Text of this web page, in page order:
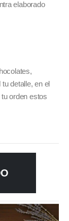
elaborado
detalle, en el
orden estos